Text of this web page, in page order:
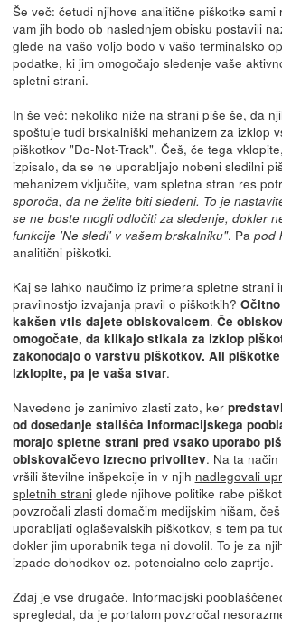
Še več: četudi njihove analitične piškotke sami
vam jih bodo ob naslednjem obisku postavili
glede na vašo voljo bodo v vašo terminalsko
podatke, ki jim omogočajo sledenje vaše
spletni strani.
In še več: nekoliko niže na strani piše še, da
spoštuje tudi brskalniški mehanizem za izklop
piškotkov "Do-Not-Track". Češ, če tega
izpisalo, da se ne uporabljajo nobeni sledilni
mehanizem vključite, vam spletna stran res
sporoča, da ne želite biti sledeni. To je
se ne boste mogli odločiti za sledenje, dokler
funkcije 'Ne sledi' v vašem brskalniku". Pa pod
analitični piškotki.
Kaj se lahko naučimo iz primera spletne strani
pravilnostjo izvajanja pravil o piškotkih?
kakšen vtis dajete obiskovalcem. Če
omogočate, da klikajo stikala za izklop
zakonodajo o varstvu piškotkov. Ali
izklopite, pa je vaša stvar.
Navedeno je zanimivo zlasti zato, ker
od dosedanje stališča Informacijskega
morajo spletne strani pred vsako uporabo
obiskovalčevo izrecno privolitev. Na ta
vršili številne inšpekcije in v njih nadlegovali
spletnih straniglede njihove politike rabe
povzročali zlasti domačim medijskim hišam,
uporabljati oglaševalskih piškotkov, s tem pa
dokler jim uporabnik tega ni dovolil. To je za
izpade dohodkov oz. potencialno celo zaprtje.
Zdaj je vse drugače. Informacijski
spregledal, da je portalom povzročal